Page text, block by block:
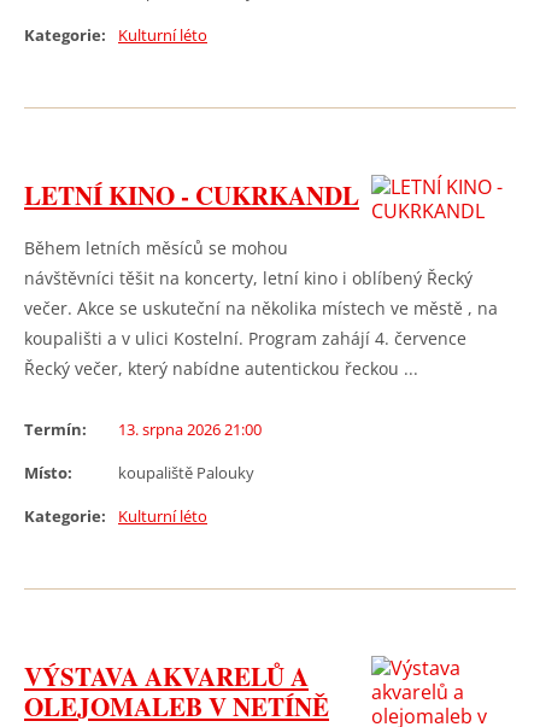
Kategorie:
Kulturní léto
LETNÍ KINO - CUKRKANDL
Během letních měsíců se mohou
návštěvníci těšit na koncerty, letní kino i oblíbený Řecký
večer. Akce se uskuteční na několika místech ve městě , na
koupališti a v ulici Kostelní. Program zahájí 4. července
Řecký večer, který nabídne autentickou řeckou ...
Termín:
13. srpna 2026 21:00
Místo:
koupaliště Palouky
Kategorie:
Kulturní léto
VÝSTAVA AKVARELŮ A
OLEJOMALEB V NETÍNĚ